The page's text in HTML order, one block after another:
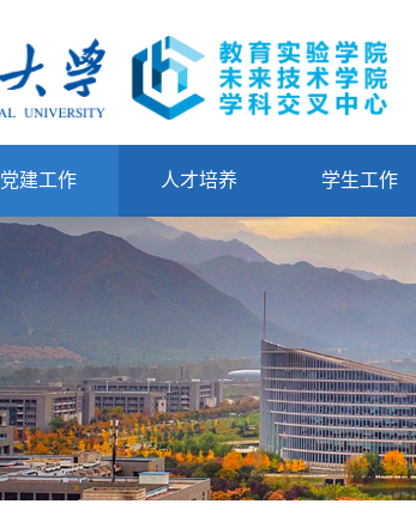
党建工作 人才培养 学生工作